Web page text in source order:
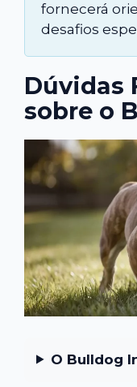
fornecerá
desafios
Dúvidas
sobre o
O Bulldog